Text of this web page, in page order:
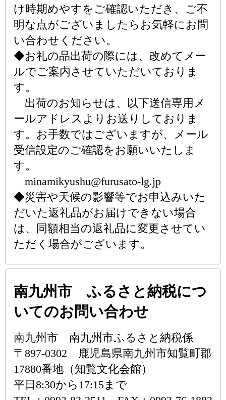
け時期めやすをご確認いただき、ご不
明な点がございましたらお気軽にお問
い合わせください。
◆お礼の品出荷の際には、改めてメー
ルでご案内させていただいておりま
す。
出荷のお知らせは、以下送信専用メ
ールアドレスよりお送りしておりま
す。お手数ではございますが、メール
受信設定のご確認をお願いいたしま
す。
minamikyushu@furusato-lg.jp
◆災害や天候の影響等でお申込みいた
だいた返礼品がお届けできない場合
は、同額相当の返礼品に変更させてい
ただく場合がございます。
南九州市 ふるさと納税につ
いてのお問い合わせ
南九州市 南九州市ふるさと納税係
〒897-0302 鹿児島県南九州市知覧町郡
17880番地（知覧文化会館）
平日8:30から17:15まで